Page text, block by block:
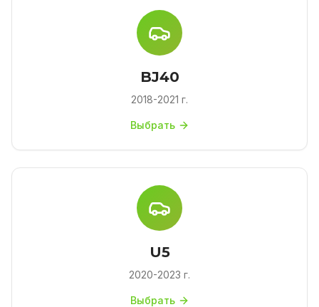
BJ40
2018-2021 г.
Выбрать
U5
2020-2023 г.
Выбрать